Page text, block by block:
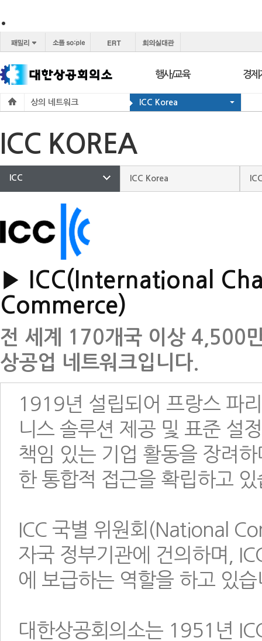
.
행사/교육
행사
지역상의
경제
경제
상의 네트워크 ICC Korea
ICC KOREA
ICC ICC Korea
▶ ICC(International
Commerce)
전 세계 170개국 이상 4,500
상공업 네트워크입니다.
1919년 설립되어 프랑스 파
니스 솔루션 제공 및 표준 설
책임 있는 기업 활동을 장려
한 통합적 접근을 확립하고 있
ICC 국별 위원회(National
자국 정부기관에 건의하며,
에 보급하는 역할을 하고 있습
대한상공회의소는 1951년